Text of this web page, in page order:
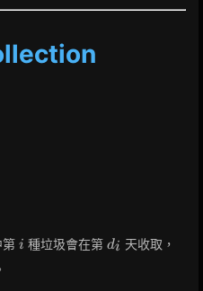
第 i
i 種垃圾會在第 d_i
di 天收取，